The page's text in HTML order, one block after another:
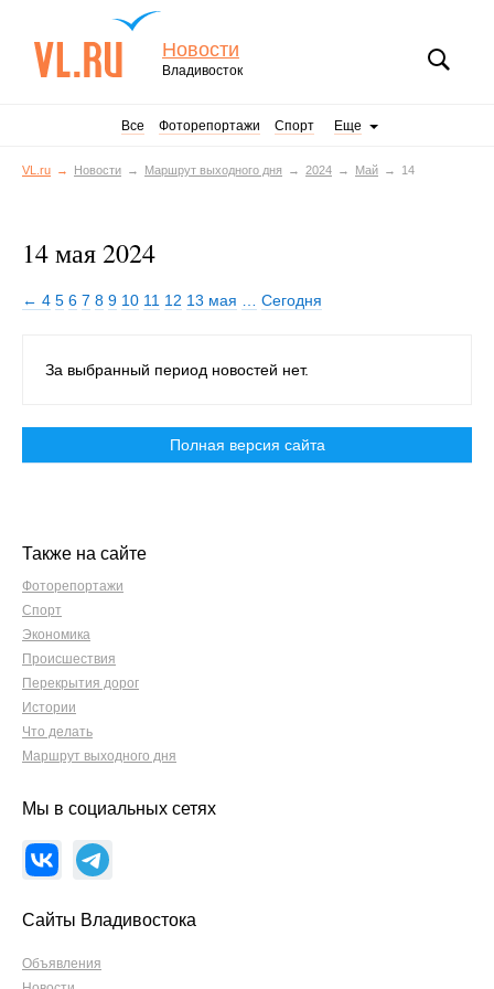
Новости
Владивосток
Все Фоторепортажи Спорт Еще
VL.ru Новости Маршрут выходного дня 2024 Май 14
14 мая 2024
← 4 5 6 7 8 9 10 11 12 13 мая Сегодня
За выбранный период новостей нет.
Полная версия сайта
Также на сайте
Фоторепортажи
Спорт
Экономика
Происшествия
Перекрытия дорог
Истории
Что делать
Маршрут выходного дня
Мы в социальных сетях
Сайты Владивостока
Объявления